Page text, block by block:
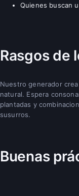
Quienes buscan
Rasgos de
Nuestro generador
natural. Espera
plantadas y
susurros.
Buenas